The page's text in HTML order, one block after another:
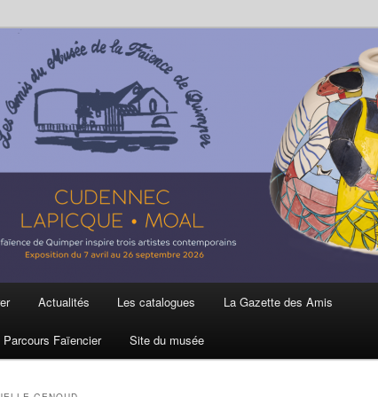
et de la Faïence de Quimper
Actualités Les catalogues La Gazette des Amis
Parcours Faïencier Site du musée